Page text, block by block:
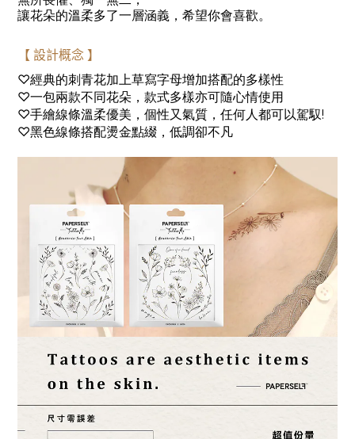
讓花朵的溫柔多了一層涵義，希望你會喜歡。
【 設計概念 】
♡經典的刺青花加上草寫字母增加搭配的多樣性
♡一包兩款不同花朵，款式多樣亦可隨心情使用
♡手繪線條溫柔優美，個性又氣質，任何人都可以駕馭!
♡黑色線條搭配燙金點綴，低調卻不凡